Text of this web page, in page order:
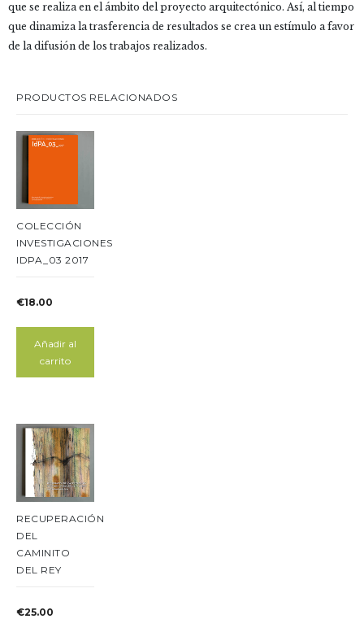
que se realiza en el ámbito del proyecto arquitectónico. Así, al tiempo
que dinamiza la trasferencia de resultados se crea un estímulo a favor
de la difusión de los trabajos realizados.
PRODUCTOS RELACIONADOS
COLECCIÓN
INVESTIGACIONES
IDPA_03 2017
€18.00
Añadir al
carrito
RECUPERACIÓN
DEL
CAMINITO
DEL REY
€25.00